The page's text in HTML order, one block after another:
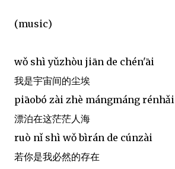
(music)
wǒ shì yǔzhòu jiān de chén'āi
我是宇宙间的尘埃
piāobó zài zhè mángmáng rénhǎi
漂泊在这茫茫人海
ruò nǐ shì wǒ bìrán de cúnzài
若你是我必然的存在